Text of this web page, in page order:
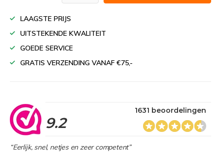
LAAGSTE PRIJS
UITSTEKENDE KWALITEIT
GOEDE SERVICE
GRATIS VERZENDING VANAF €75,-
9.2
1631 beoordelingen
“Eerlijk, snel, netjes en zeer competent”